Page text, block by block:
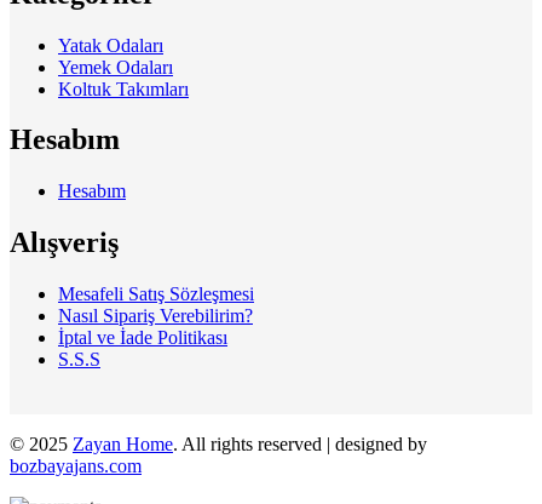
Yatak Odaları
Yemek Odaları
Koltuk Takımları
Hesabım
Hesabım
Alışveriş
Mesafeli Satış Sözleşmesi
Nasıl Sipariş Verebilirim?
İptal ve İade Politikası
S.S.S
© 2025 Zayan Home. All rights reserved | designed by
bozbayajans.com